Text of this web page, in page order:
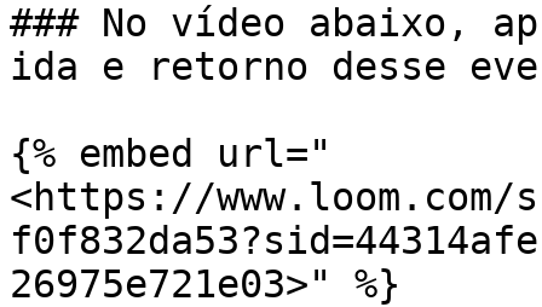
### No vídeo abaixo,
ida e retorno desse
{% embed url="
<https://www.loom.com/
26975e721e03>" %}